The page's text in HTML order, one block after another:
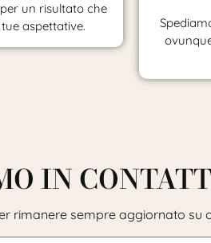
un risultato che
aspettative.
IN
rimanere sempre aggiornato su